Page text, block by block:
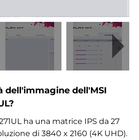
dell'immagine dell'MSI
ha una matrice IPS da 27
di 3840 x 2160 (4K UHD).